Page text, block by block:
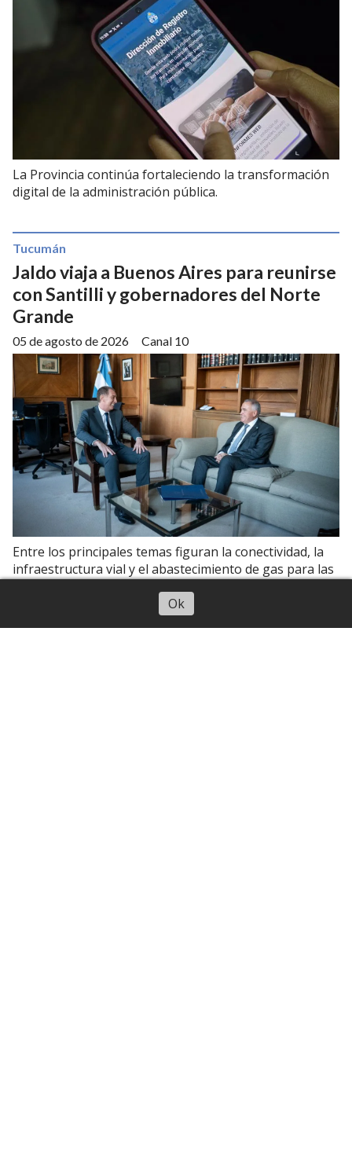
La Provincia continúa fortaleciendo la transformación
digital de la administración pública.
Jaldo viaja a Buenos Aires para reunirse
con Santilli y gobernadores del Norte
Grande
Canal 10
Tucumán
05 de agosto de 2026
Entre los principales temas figuran la conectividad, la
infraestructura vial y el abastecimiento de gas para las
Ok